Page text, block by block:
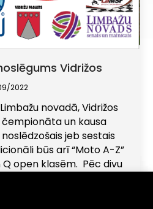
Vidrižos
2022
novadā, Vidrižos
čempionāta un kausa
jeb sestais
būs arī “Moto A-Z”
Q open klasēm. Pēc divu